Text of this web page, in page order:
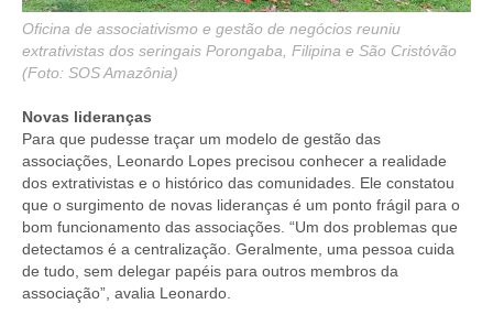
Oficina de associativismo e gestão de negócios reuniu
extrativistas dos seringais Porongaba, Filipina e São Cristóvão
(Foto: SOS Amazônia)
Novas lideranças
Para que pudesse traçar um modelo de gestão das
associações, Leonardo Lopes precisou conhecer a realidade
dos extrativistas e o histórico das comunidades. Ele constatou
que o surgimento de novas lideranças é um ponto frágil para o
bom funcionamento das associações. “Um dos problemas que
detectamos é a centralização. Geralmente, uma pessoa cuida
de tudo, sem delegar papéis para outros membros da
associação”, avalia Leonardo.